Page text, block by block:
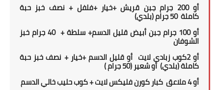
أو200 جرام جبن قريش +خيار +فلفل+ نصف خبز حبة
كاملة50جرام (بلدي)
أو 100 جرام جبن أبيض قليل الدسم+ سلطة + 40 جرام خبز
الشوفان
أو2كوب زبادى لايت أو قليل الدسم +خيار + نصف خبز حبة
كاملة(بلدي) أو شعير(50 جرام
)
أو4 ملاعق كبار كورن فليكس لايت + كوب حليب خالي الدسم